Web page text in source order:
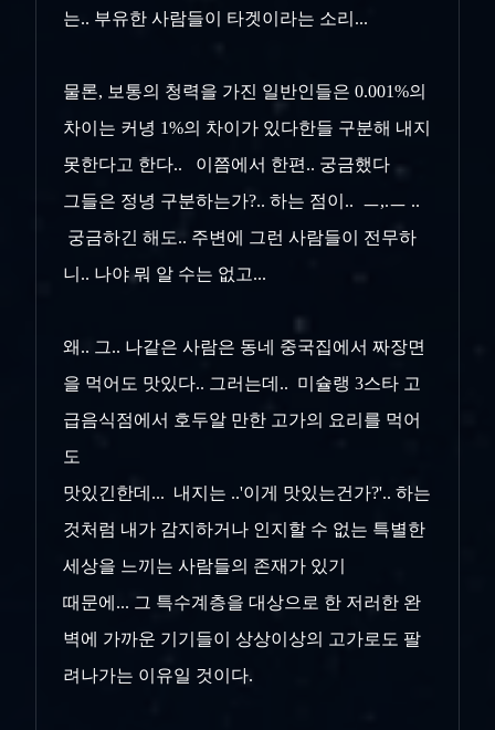
는.. 부유한 사람들이 타겟이라는 소리...
물론, 보통의 청력을 가진 일반인들은 0.001%의
차이는 커녕 1%의 차이가 있다한들 구분해 내지
못한다고 한다.. 이쯤에서 한편.. 궁금했다
그들은 정녕 구분하는가?.. 하는 점이.. ㅡ,.ㅡ ..
궁금하긴 해도.. 주변에 그런 사람들이 전무하
니.. 나야 뭐 알 수는 없고...
왜.. 그.. 나같은 사람은 동네 중국집에서 짜장면
을 먹어도 맛있다.. 그러는데.. 미슐랭 3스타 고
급음식점에서 호두알 만한 고가의 요리를 먹어
도
맛있긴한데... 내지는 ..'이게 맛있는건가?'.. 하는
것처럼 내가 감지하거나 인지할 수 없는 특별한
세상을 느끼는 사람들의 존재가 있기
때문에... 그 특수계층을 대상으로 한 저러한 완
벽에 가까운 기기들이 상상이상의 고가로도 팔
려나가는 이유일 것이다.